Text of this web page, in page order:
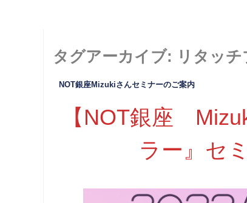
タグアーカイブ: リタッ
NOT銀座Mizukiさんセミナーのご案内
【NOT銀座
ラー』セ